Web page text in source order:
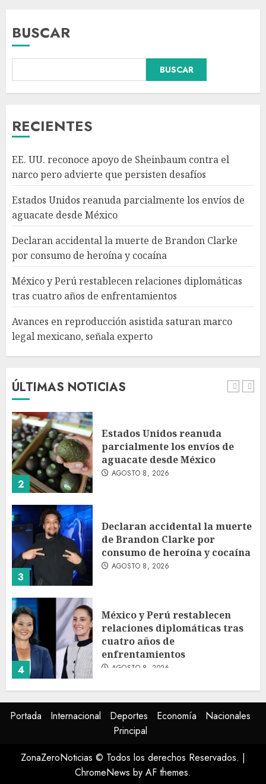
BUSCAR
BUSCAR
RECIENTES
EE. UU. reconoce apoyo de Sheinbaum contra el
narco pero advierte que persisten desafíos
Estados Unidos reanuda parcialmente los envíos de
aguacate desde México
Declaran accidental la muerte de Brandon Clarke
por consumo de heroína y cocaína
México y Perú restablecen relaciones diplomáticas
tras cuatro años de enfrentamientos
Avances en reproducción asistida saturan marco
legal mexicano, señala experto
ÚLTIMAS NOTICIAS
Declaran accidental la muerte
de Brandon Clarke por
4
relaciones diplomáticas tras
cuatro años de
enfrentamientos
AGOSTO 8, 2026
5
Avances en reproducción
asistida saturan marco legal
mexicano, señala experto
AGOSTO 8, 2026
1
EE. UU. reconoce apoyo de
AGOSTO 8, 2026
2
Estados Unidos reanuda
parcialmente los envíos de
aguacate desde México
AGOSTO 8, 2026
3
Declaran accidental la muerte
de Brandon Clarke por
consumo de heroína y cocaína
AGOSTO 8, 2026
4
México y Perú restablecen
relaciones diplomáticas tras
cuatro años de
enfrentamientos
AGOSTO 8, 2026
5
Avances en reproducción
asistida saturan marco legal
mexicano, señala experto
AGOSTO 8, 2026
Portada Internacional Deportes Economía
Nacionales
Principal
ZonaZeroNoticias © Todos los derechos Reservados. |
ChromeNews by AF themes.